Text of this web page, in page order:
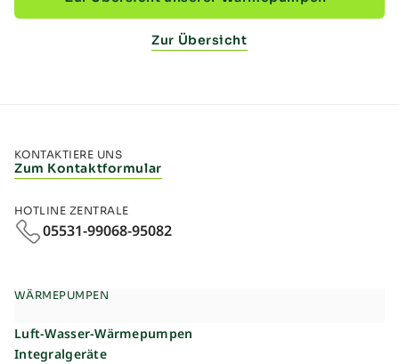
Zur Übersicht
KONTAKTIERE UNS
Zum Kontaktformular
HOTLINE ZENTRALE
05531-99068-95082
WÄRMEPUMPEN
Luft-Wasser-Wärmepumpen
Integralgeräte